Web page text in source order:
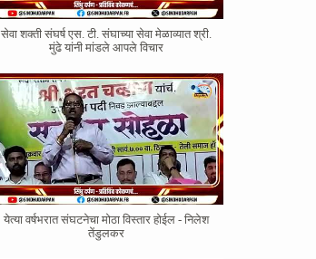
सेवा शक्ती संघर्ष एस. टी. संघाच्या सेवा मेळाव्यात श्री.
मुंढे यांनी मांडले आपले विचार
येत्या वर्षभरात संघटनेचा मोठा विस्तार होईल - निलेश
तेंडुलकर